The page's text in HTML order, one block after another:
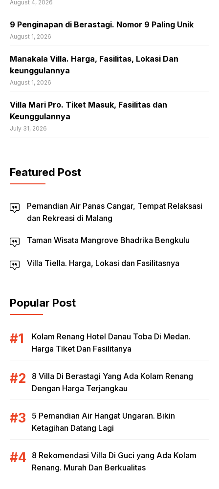
August 4, 2026
9 Penginapan di Berastagi. Nomor 9 Paling Unik
August 1, 2026
Manakala Villa. Harga, Fasilitas, Lokasi Dan
keunggulannya
August 1, 2026
Villa Mari Pro. Tiket Masuk, Fasilitas dan
Keunggulannya
July 31, 2026
Featured Post
Pemandian Air Panas Cangar, Tempat Relaksasi
dan Rekreasi di Malang
Taman Wisata Mangrove Bhadrika Bengkulu
Villa Tiella. Harga, Lokasi dan Fasilitasnya
Popular Post
Kolam Renang Hotel Danau Toba Di Medan.
Harga Tiket Dan Fasilitanya
8 Villa Di Berastagi Yang Ada Kolam Renang
Dengan Harga Terjangkau
5 Pemandian Air Hangat Ungaran. Bikin
Ketagihan Datang Lagi
8 Rekomendasi Villa Di Guci yang Ada Kolam
Renang. Murah Dan Berkualitas